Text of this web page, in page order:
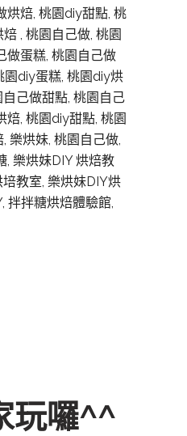
烘焙, 桃園diy甜點, 桃
, 桃園自己做, 桃園
做蛋糕, 桃園自己做
園diy蛋糕, 桃園diy烘
己做甜點, 桃園自己
焙, 桃園diy甜點, 桃園
樂烘妹, 桃園自己做,
, 樂烘妹DIY 烘焙教
教室, 樂烘妹DIY烘
拌拌糖烘焙體驗館,
玩囉^^